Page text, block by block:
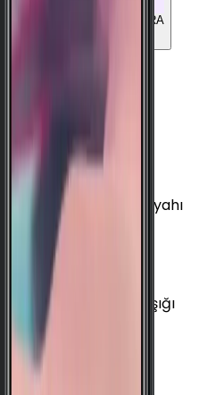
KAMERA
9 - 64 GB - Karbon Siyahı
Note 8 - 64 GB - Ay Işığı